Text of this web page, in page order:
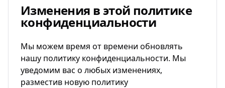
Изменения в этой политике
конфиденциальности
Мы можем время от времени обновлять
нашу политику конфиденциальности. Мы
уведомим вас о любых изменениях,
разместив новую политику